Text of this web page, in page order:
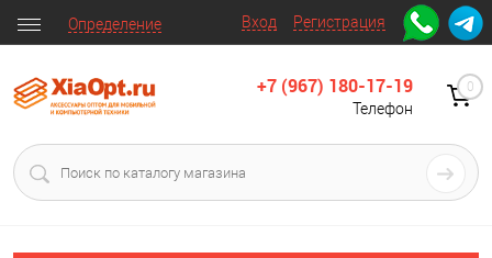
Вход Регистрация
Определение
+7 (967) 180-17-19
Телефон
0